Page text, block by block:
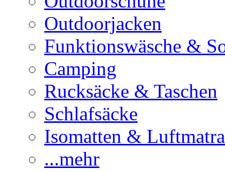
Outdoorjacken
Funktionswäsche &
Camping
Rucksäcke & Taschen
Schlafsäcke
Isomatten &
...mehr